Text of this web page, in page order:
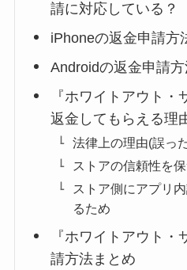
請に対応している？
iPhoneの返金申請方
Androidの返金申請
『ホワイトアウト
返金してもらえる理
法律上の理由(誤っ
ストアの信頼性を
ストア側にアプリ
るため
『ホワイトアウト・
請方法まとめ